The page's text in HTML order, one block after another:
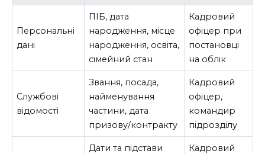
Персональні
дані
ПІБ, дата
народження, місце
народження, освіта,
сімейний стан
Кадровий
офіцер при
постановці
на облік
Службові
відомості
Звання, посада,
найменування
частини, дата
призову/контракту
Кадровий
офіцер,
командир
підрозділу
Дати та підстави
Кадровий